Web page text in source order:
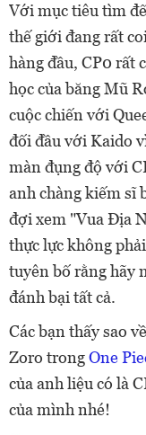
Với mục tiêu tìm
thế giới đang rất
hàng đầu, CP0 rất
học của băng Mũ
cuộc chiến với
đối đầu với Kaido
màn đụng độ với
anh chàng kiếm sĩ
đợi xem "Vua Địa
thực lực không
tuyên bố rằng hãy
đánh bại tất cả.
Các bạn thấy sao
Zoro trongOne
của anh liệu có là
của mình nhé!